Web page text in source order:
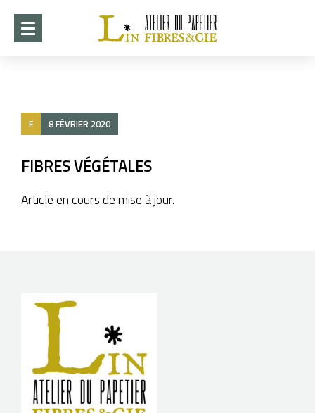
CRÉATIONS
COLLABORATIONS
STAGES 2026-2027
CONTACT
BOUTIQUE
F 8 FÉVRIER 2020
FIBRES VÉGÉTALES
Article en cours de mise à jour.